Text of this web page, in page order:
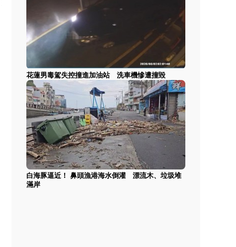
花蓮男毒駕失控撞進加油站 洗車機慘遭撞毀
白海豚逼近！ 鼻頭漁港海水倒灌 漂流木、垃圾堆
滿岸